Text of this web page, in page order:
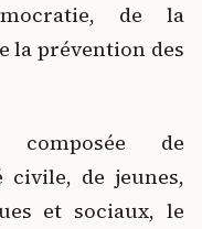
de la
la prévention des
de
civile, de jeunes,
et sociaux, le